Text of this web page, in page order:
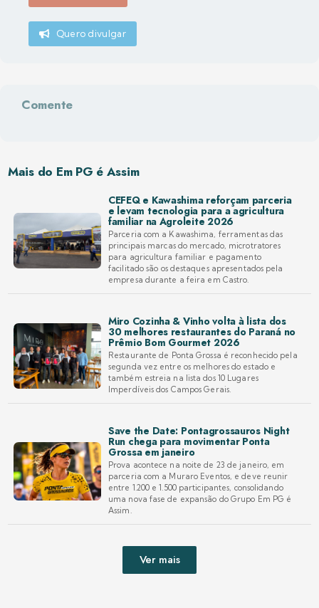
Quero divulgar
Comente
Mais do Em PG é Assim
CEFEQ e Kawashima reforçam parceria
e levam tecnologia para a agricultura
familiar na Agroleite 2026
Parceria com a Kawashima, ferramentas das
principais marcas do mercado, microtratores
para agricultura familiar e pagamento
facilitado são os destaques apresentados pela
empresa durante a feira em Castro.
Miro Cozinha & Vinho volta à lista dos
30 melhores restaurantes do Paraná no
Prêmio Bom Gourmet 2026
Restaurante de Ponta Grossa é reconhecido pela
segunda vez entre os melhores do estado e
também estreia na lista dos 10 Lugares
Imperdíveis dos Campos Gerais.
Save the Date: Pontagrossauros Night
Run chega para movimentar Ponta
Grossa em janeiro
Prova acontece na noite de 23 de janeiro, em
parceria com a Muraro Eventos, e deve reunir
entre 1.200 e 1.500 participantes, consolidando
uma nova fase de expansão do Grupo Em PG é
Assim.
Ver mais